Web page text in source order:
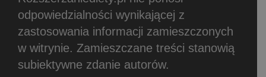
odpowiedzialności wynikającej z
zastosowania informacji zamieszczonych
w witrynie. Zamieszczane treści stanowią
subiektywne zdanie autorów.